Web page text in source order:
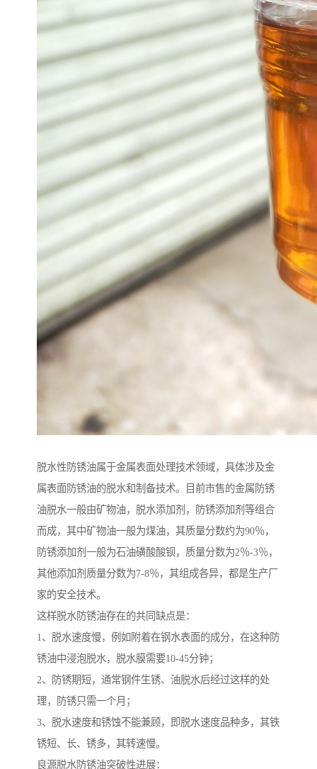
脱水性防锈油属于金属表面处理技术领域，具体涉及金
属表面防锈油的脱水和制备技术。目前市售的金属防锈
油脱水一般由矿物油，脱水添加剂，防锈添加剂等组合
而成，其中矿物油一般为煤油，其质量分数约为90％，
防锈添加剂一般为石油磺酸酸钡，质量分数为2％-3％，
其他添加剂质量分数为7-8％，其组成各异，都是生产厂
家的安全技术。
这样脱水防锈油存在的共同缺点是：
1、脱水速度慢，例如附着在钢水表面的成分，在这种防
锈油中浸泡脱水，脱水膜需要10-45分钟；
2、防锈期短，通常钢件生锈、油脱水后经过这样的处
理，防锈只需一个月；
3、脱水速度和锈蚀不能兼顾，即脱水速度品种多，其铁
锈短、长、锈多，其转速慢。
良源脱水防锈油突破性进展：